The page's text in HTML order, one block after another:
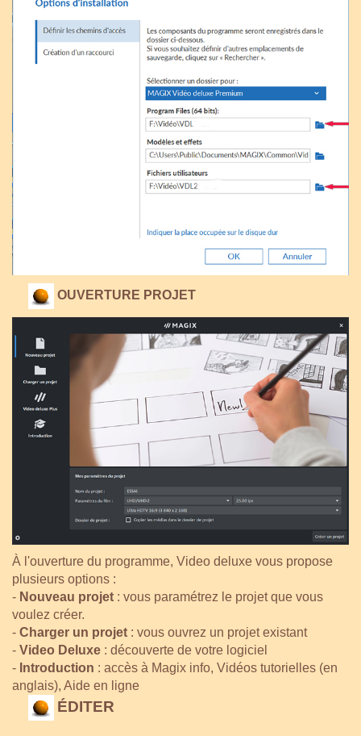
OUVERTURE PROJET
À l'ouverture du programme, Video deluxe vous propose
plusieurs options :
- Nouveau projet : vous paramétrez le projet que vous
voulez créer.
- Charger un projet : vous ouvrez un projet existant
- Video Deluxe : découverte de votre logiciel
- Introduction : accès à Magix info, Vidéos tutorielles (en
anglais), Aide en ligne
ÉDITER